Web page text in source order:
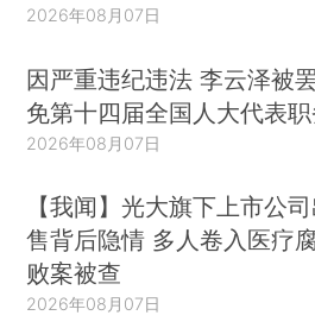
2026年08月07日
因严重违纪违法 李云泽被
免第十四届全国人大代表
2026年08月07日
【我闻】光大旗下上市公司
售背后隐情 多人卷入医疗
败案被查
2026年08月07日